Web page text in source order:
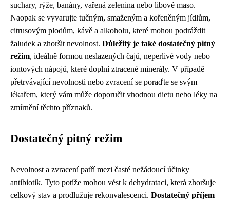
suchary, rýže, banány, vařená zelenina nebo libové maso.
Naopak se vyvarujte tučným, smaženým a kořeněným jídlům,
citrusovým plodům, kávě a alkoholu, které mohou podráždit
žaludek a zhoršit nevolnost. Důležitý je také dostatečný pitný
režim, ideálně formou neslazených čajů, neperlivé vody nebo
iontových nápojů, které doplní ztracené minerály. V případě
přetrvávající nevolnosti nebo zvracení se poraďte se svým
lékařem, který vám může doporučit vhodnou dietu nebo léky na
zmírnění těchto příznaků.
Dostatečný pitný režim
Nevolnost a zvracení patří mezi časté nežádoucí účinky
antibiotik. Tyto potíže mohou vést k dehydrataci, která zhoršuje
celkový stav a prodlužuje rekonvalescenci. Dostatečný příjem